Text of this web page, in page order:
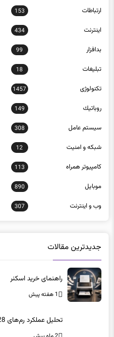
ارتباطات 153
اينترنت 434
بدافزار 99
تبلیغات 18
تکنولوژی 1457
روباتيك 149
سيستم عامل 308
شبكه و امنيت 12
كامپيوتر همراه 113
موبايل 890
وب و اينترنت 307
جدیدترین مقالات
راهنمای خرید اسکنر
1 هفته پیش
تحلیل عملکرد رم‌های 128 گیگابایت در بارهای سنگین